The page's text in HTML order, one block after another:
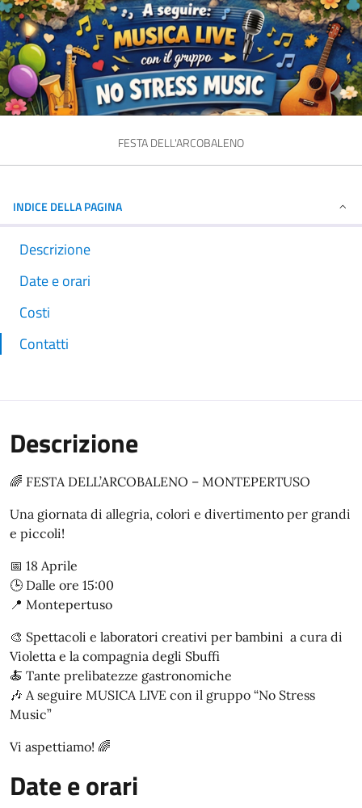
FESTA DELL'ARCOBALENO
INDICE DELLA PAGINA
Descrizione
Date e orari
Costi
Contatti
Descrizione
🌈 FESTA DELL’ARCOBALENO – MONTEPERTUSO
Una giornata di allegria, colori e divertimento per grandi
e piccoli!
📅 18 Aprile
🕒 Dalle ore 15:00
📍 Montepertuso
🎨 Spettacoli e laboratori creativi per bambini a cura di
Violetta e la compagnia degli Sbuffi
🍝 Tante prelibatezze gastronomiche
🎶 A seguire MUSICA LIVE con il gruppo “No Stress
Music”
Vi aspettiamo! 🌈
Date e orari